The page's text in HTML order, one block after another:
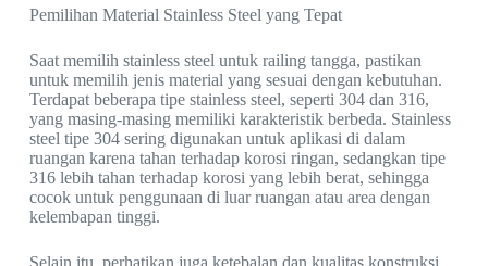
Pemilihan Material Stainless Steel yang Tepat
Saat memilih stainless steel untuk railing tangga, pastikan
untuk memilih jenis material yang sesuai dengan kebutuhan.
Terdapat beberapa tipe stainless steel, seperti 304 dan 316,
yang masing-masing memiliki karakteristik berbeda. Stainless
steel tipe 304 sering digunakan untuk aplikasi di dalam
ruangan karena tahan terhadap korosi ringan, sedangkan tipe
316 lebih tahan terhadap korosi yang lebih berat, sehingga
cocok untuk penggunaan di luar ruangan atau area dengan
kelembapan tinggi.